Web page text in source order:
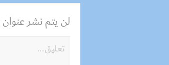
لن يتم نشر عنوان